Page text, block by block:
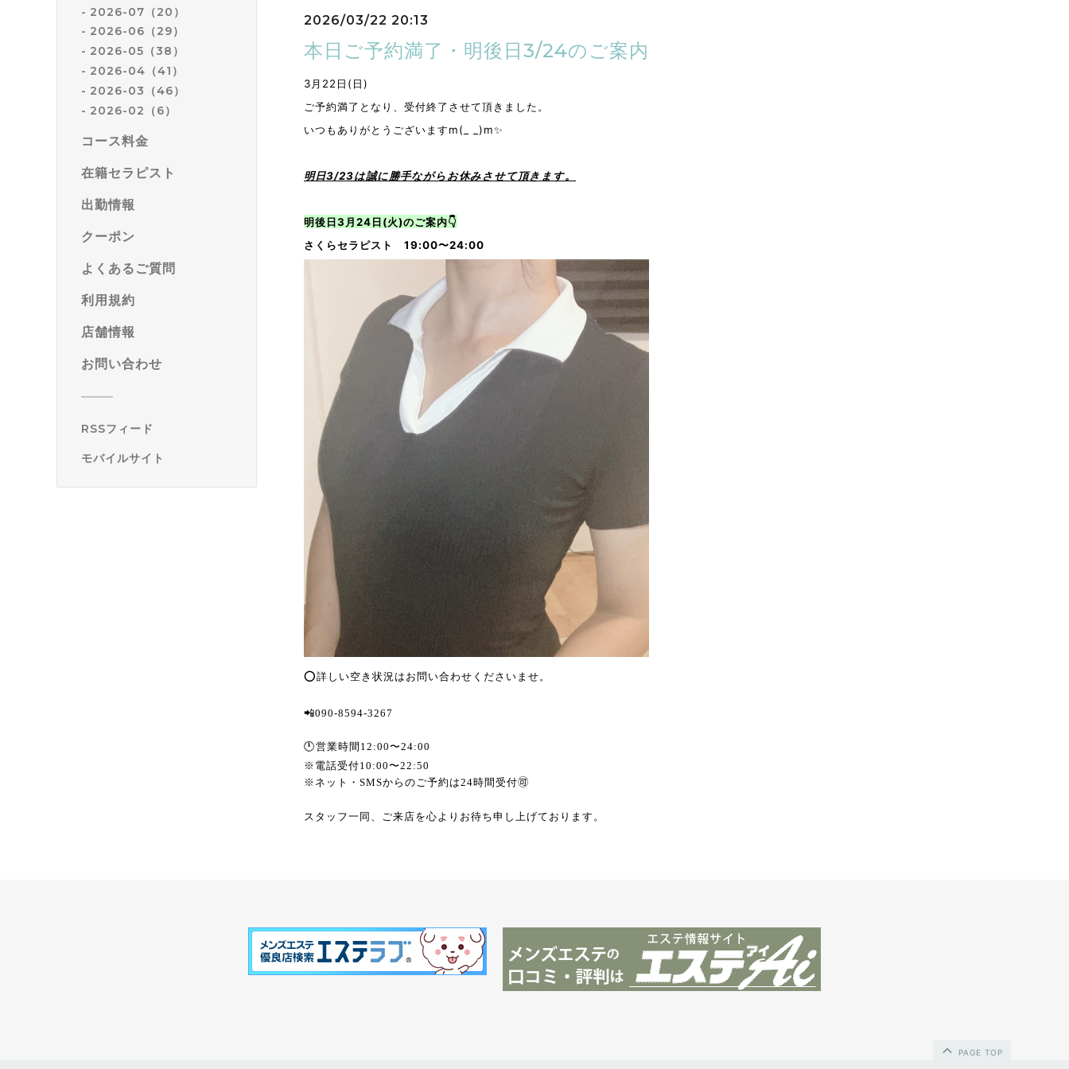
2026-07（20）
2026-06（29）
2026-05（38）
2026-04（41）
2026-03（46）
2026-02（6）
コース料金
在籍セラピスト
出勤情報
クーポン
よくあるご質問
利用規約
店舗情報
お問い合わせ
RSSフィード
モバイルサイト
2026/03/22 20:13
本日ご予約満了・明後日3/24のご案内
3月22日(日)
ご予約満了となり、受付終了させて頂きました。
いつもありがとうございますm(_ _)m✨
明日3/23は誠に勝手ながらお休みさせて頂きます。
明後日3月24日(火)のご案内👇
さくらセラピスト 19:00〜24:00
⭕️詳しい空き状況はお問い合わせくださいませ。
📲090-8594-3267
🕛営業時間12:00〜24:00
※電話受付10:00〜22:50
※ネット・SMSからのご予約は24時間受付🉑
スタッフ一同、ご来店を心よりお待ち申し上げております。
PAGE TOP